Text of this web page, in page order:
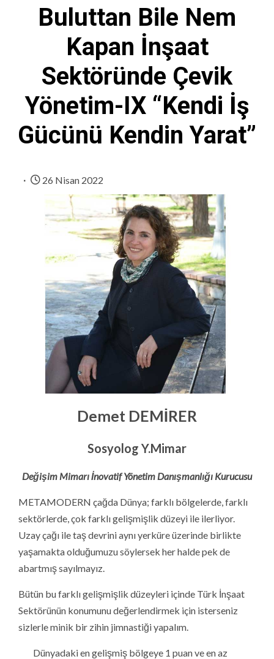
Buluttan Bile Nem
Kapan İnşaat
Sektöründe Çevik
Yönetim-IX “Kendi İş
Gücünü Kendin Yarat”
26 Nisan 2022
Demet DEMİRER
Sosyolog Y.Mimar
Değişim Mimarı İnovatif Yönetim Danışmanlığı Kurucusu
METAMODERN çağda Dünya; farklı bölgelerde, farklı
sektörlerde, çok farklı gelişmişlik düzeyi ile ilerliyor.
Uzay çağı ile taş devrini aynı yerküre üzerinde birlikte
yaşamakta olduğumuzu söylersek her halde pek de
abartmış sayılmayız.
Bütün bu farklı gelişmişlik düzeyleri içinde Türk İnşaat
Sektörünün konumunu değerlendirmek için isterseniz
sizlerle minik bir zihin jimnastiği yapalım.
Dünyadaki en gelişmiş bölgeye 1 puan ve en az